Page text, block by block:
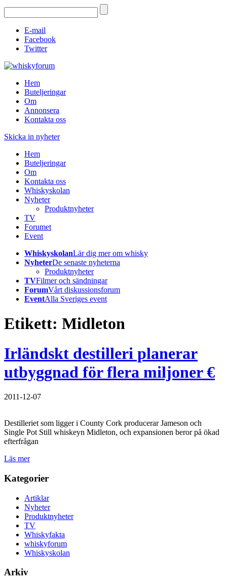
E-mail
Facebook
Twitter
Hem
Buteljeringar
Om
Annonsera
Kontakta oss
Skicka in nyheter
Hem
Buteljeringar
Om
Kontakta oss
Whiskyskolan
Nyheter
Produktnyheter
TV
Forumet
Event
WhiskyskolanLär dig mer om whisky
NyheterDe senaste nyheterna
Produktnyheter
TVFilmer och sändningar
ForumVårt diskussionsforum
EventAlla Sveriges event
Etikett: Midleton
Irländskt destilleri planerar
utbyggnad för flera miljoner €
2011-12-07
Destilleriet som ligger i County Cork producerar Jameson och
Single Pot Still whiskeyn Midleton, och expansionen beror på ökad
efterfrågan
Läs mer
Kategorier
Artiklar
Nyheter
Produktnyheter
TV
Whiskyfakta
whiskyforum
Whiskyskolan
Arkiv